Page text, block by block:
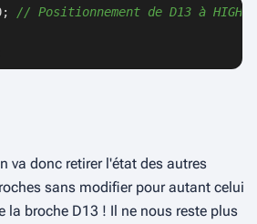
// Positionnement de D13 à HIGH
va donc retirer l'état des autres
sans modifier pour autant celui
la broche D13 ! Il ne nous reste plus